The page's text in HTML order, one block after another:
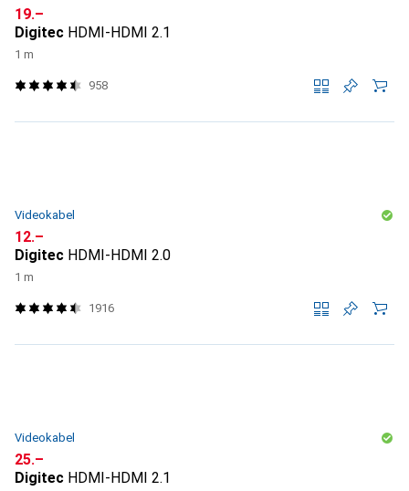
CHF
19.–
Digitec HDMI-HDMI 2.1
1 m
958
Videokabel
CHF
12.–
Digitec HDMI-HDMI 2.0
1 m
1916
Videokabel
CHF
25.–
Digitec HDMI-HDMI 2.1